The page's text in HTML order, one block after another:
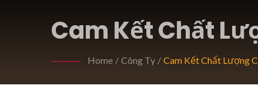
Cam Kết Chất
Home / Công Ty / Cam Kết Chất Lượng